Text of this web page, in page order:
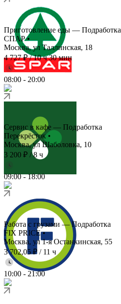
Приготовление еды — Подработка
СПАР•
Москва, ул Таллинская, 18
4 727 ₽/10 ч 30 мин
08:00 - 20:00
Сервис в кафе — Подработка
Перекрёсток•
Москва, ул Шаболовка, 10
3 200 ₽ /8 ч
09:00-18:00
Работа с грузами — Подработка
FIX PRICE•
Москва, ул 1-я Останкинская, 55
3 702,05 ₽ / 11 ч
10:00 - 21:00